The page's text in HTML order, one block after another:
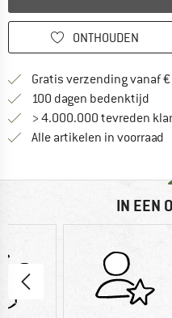
ONTHOUDEN
Gratis verzending vanaf
100 dagen bedenktijd
> 4.000.000 tevreden
Alle artikelen in voorraad
IN EEN